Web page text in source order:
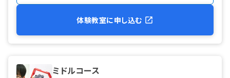
体験教室に申し込む
ミドルコース